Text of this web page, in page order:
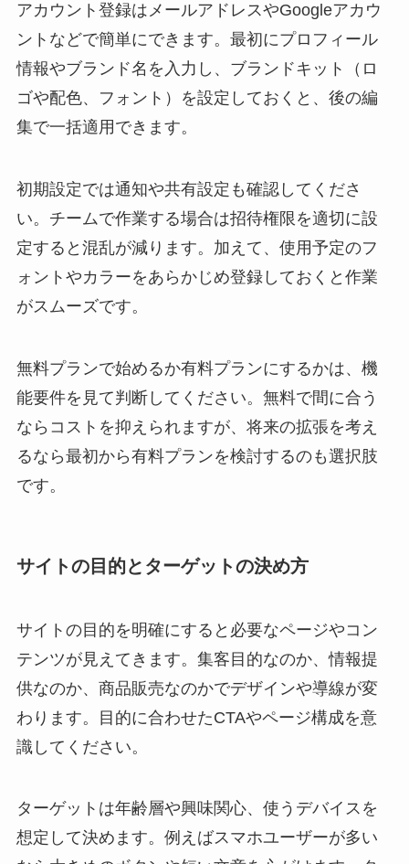
アカウント登録はメールアドレスやGoogleアカウ
ントなどで簡単にできます。最初にプロフィール
情報やブランド名を入力し、ブランドキット（ロ
ゴや配色、フォント）を設定しておくと、後の編
集で一括適用できます。
初期設定では通知や共有設定も確認してくださ
い。チームで作業する場合は招待権限を適切に設
定すると混乱が減ります。加えて、使用予定のフ
ォントやカラーをあらかじめ登録しておくと作業
がスムーズです。
無料プランで始めるか有料プランにするかは、機
能要件を見て判断してください。無料で間に合う
ならコストを抑えられますが、将来の拡張を考え
るなら最初から有料プランを検討するのも選択肢
です。
サイトの目的とターゲットの決め方
サイトの目的を明確にすると必要なページやコン
テンツが見えてきます。集客目的なのか、情報提
供なのか、商品販売なのかでデザインや導線が変
わります。目的に合わせたCTAやページ構成を意
識してください。
ターゲットは年齢層や興味関心、使うデバイスを
想定して決めます。例えばスマホユーザーが多い